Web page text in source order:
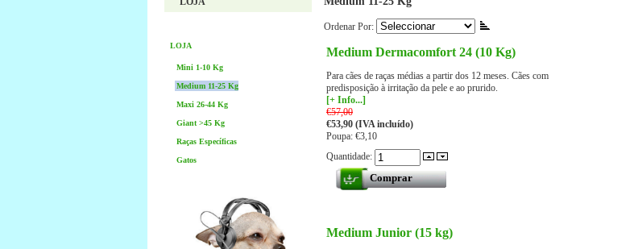
LOJA
Mini 1-10 Kg
Medium 11-25 Kg
Maxi 26-44 Kg
Giant >45 Kg
Raças Específicas
Gatos
Ordenar Por:
Medium Dermacomfort 24 (10 Kg)
Para cães de raças médias a partir dos 12 meses. Cães com
predisposição à irritação da pele e ao prurido.
[+ Info...]
€57,00
€53,90 (IVA incluído)
Poupa: €3,10
Quantidade:
Medium Junior (15 kg)